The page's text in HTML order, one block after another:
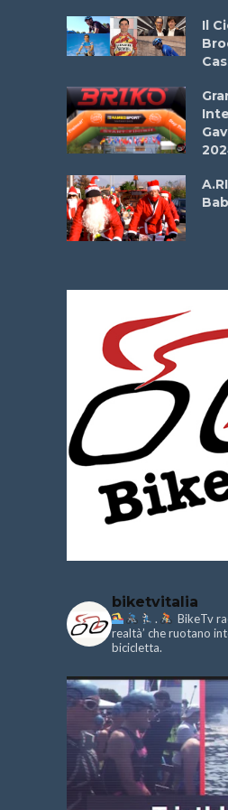
Il
biketvitalia
.
BikeTv
realtà’ che ruotano
bicicletta.